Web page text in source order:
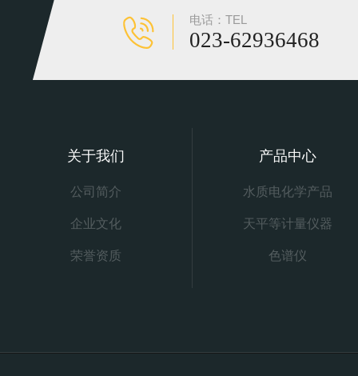
电话：TEL
023-62936468
关于我们
公司简介
企业文化
荣誉资质
产品中心
水质电化学产品
天平等计量仪器
色谱仪